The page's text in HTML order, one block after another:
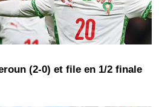
(2-0) et file en 1/2 finale